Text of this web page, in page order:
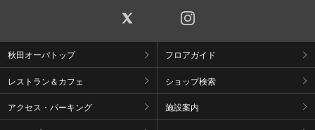
秋田オーパトップ フロアガイド
レストラン＆カフェ ショップ検索
アクセス・パーキング 施設案内